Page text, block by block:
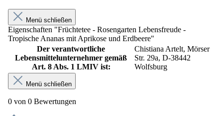
Menü schließen
Eigenschaften "Früchtetee - Rosengarten Lebensfreude -
Tropische Ananas mit Aprikose und Erdbeere"
Der verantwortliche
Lebensmittelunternehmer gemäß
Art. 8 Abs. 1 LMIV ist:
Chistiana Artelt, Mörser
Str. 29a, D-38442
Wolfsburg
Menü schließen
0 von 0 Bewertungen